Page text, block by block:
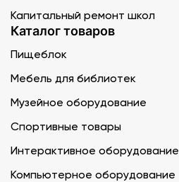
Капитальный ремонт школ
Каталог товаров
Пищеблок
Мебель для библиотек
Музейное оборудование
Спортивные товары
Интерактивное оборудование
Компьютерное оборудование